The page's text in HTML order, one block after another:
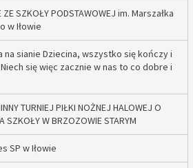
ZE SZKOŁY PODSTAWOWEJ im. Marszałka
w Iłowie
na sianie Dziecina, wszystko się kończy i
się więc zacznie w nas to co dobre i
TURNIEJ PIŁKI NOŻNEJ HALOWEJ O
SZKOŁY W BRZOZOWIE STARYM
SP w Iłowie